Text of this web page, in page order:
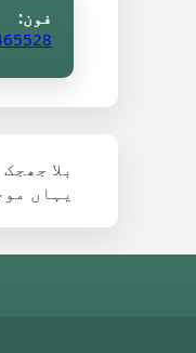
فون:
بلا
یہاں